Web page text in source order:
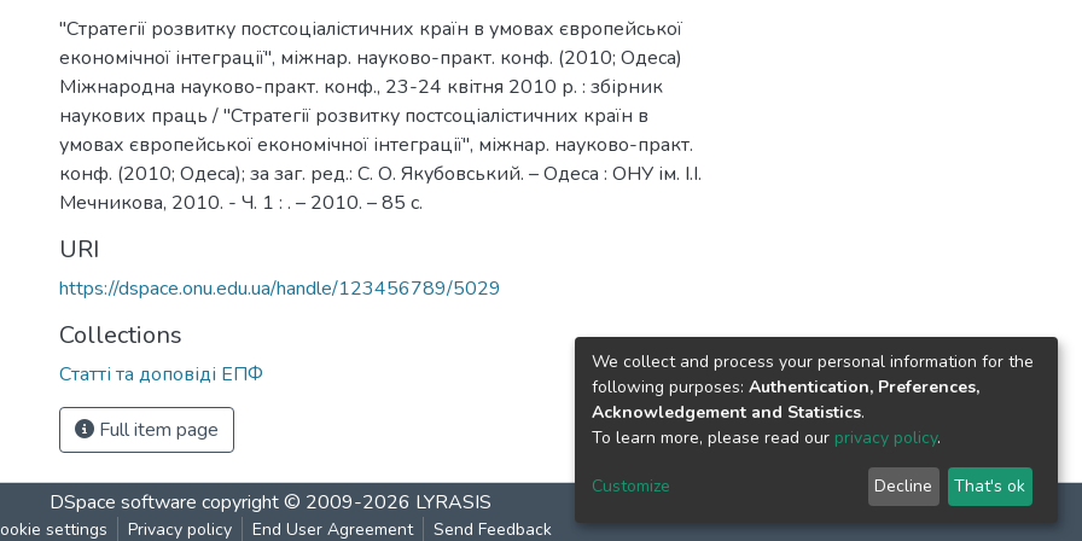
"Стратегії розвитку постсоціалістичних країн в умовах європейської
економічної інтеграції", міжнар. науково-практ. конф. (2010; Одеса)
Міжнародна науково-практ. конф., 23-24 квітня 2010 р. : збірник
наукових праць / "Стратегії розвитку постсоціалістичних країн в
умовах європейської економічної інтеграції", міжнар. науково-практ.
конф. (2010; Одеса); за заг. ред.: С. О. Якубовський. – Одеса : ОНУ ім. І.І.
Мечникова, 2010. - Ч. 1 : . – 2010. – 85 с.
URI
https://dspace.onu.edu.ua/handle/123456789/5029
Collections
Статті та доповіді ЕПФ
Full item page
DSpace software copyright © 2009-2026 LYRASIS
settings Privacy policy End User Agreement Send Feedback
We collect and process your personal information for the
following purposes: Authentication, Preferences,
Acknowledgement and Statistics.
To learn more, please read our privacy policy.
Customize Decline That's ok